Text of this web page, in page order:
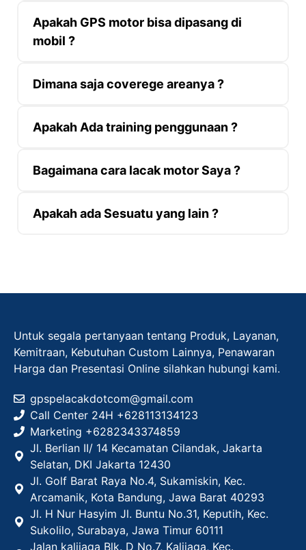
Apakah GPS motor bisa dipasang di
mobil ?
Dimana saja coverege areanya ?
Apakah Ada training penggunaan ?
Bagaimana cara lacak motor Saya ?
Apakah ada Sesuatu yang lain ?
Untuk segala pertanyaan tentang Produk, Layanan,
Kemitraan, Kebutuhan Custom Lainnya, Penawaran
Harga dan Presentasi Online silahkan hubungi kami.
gpspelacakdotcom@gmail.com
Call Center 24H +628113134123
Marketing +6282343374859
Jl. Berlian II/ 14 Kecamatan Cilandak, Jakarta
Selatan, DKI Jakarta 12430
Jl. Golf Barat Raya No.4, Sukamiskin, Kec.
Arcamanik, Kota Bandung, Jawa Barat 40293
Jl. H Nur Hasyim Jl. Buntu No.31, Keputih, Kec.
Sukolilo, Surabaya, Jawa Timur 60111
Jalan kalijaga Blk. D No.7, Kalijaga, Kec.